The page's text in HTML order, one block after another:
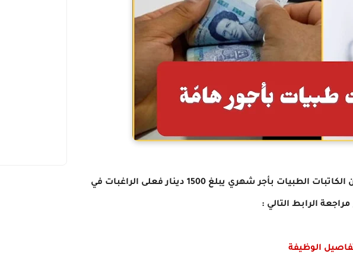
تعتزم "نيليو" فتح باب الترشح لانتداب مجموعة من الكاتبات الطبيات بأجر شهري يبلغ 1500 دينار فعلى الراغبات في
الرابط التالي :
الوظيفة